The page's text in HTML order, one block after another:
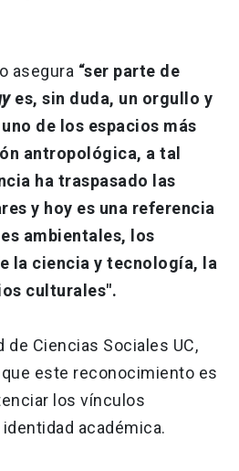
asegura “ser parte de
es, sin duda, un orgullo y
de los espacios más
antropológica, a tal
ha traspasado las
y hoy es una referencia
ambientales, los
la ciencia y tecnología, la
culturales".
de Ciencias Sociales UC,
este reconocimiento es
los vínculos
académica.